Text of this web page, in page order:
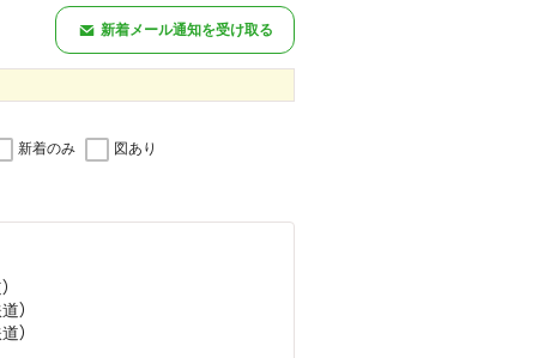
新着メール通知を受け取る
新着のみ 図あり
）
）